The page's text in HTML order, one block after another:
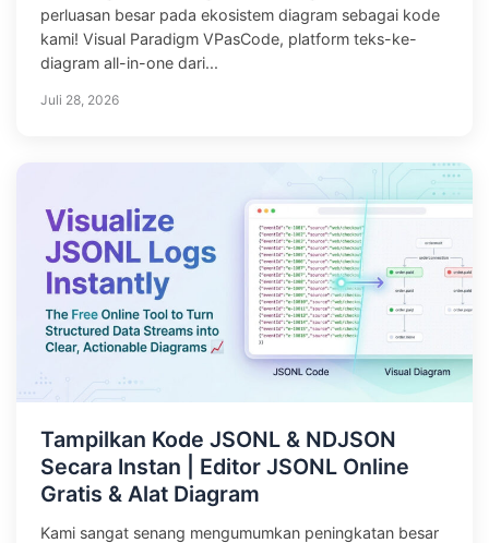
perluasan besar pada ekosistem diagram sebagai kode
kami! Visual Paradigm VPasCode, platform teks-ke-
diagram all-in-one dari...
Juli 28, 2026
Tampilkan Kode JSONL & NDJSON
Secara Instan | Editor JSONL Online
Gratis & Alat Diagram
Kami sangat senang mengumumkan peningkatan besar